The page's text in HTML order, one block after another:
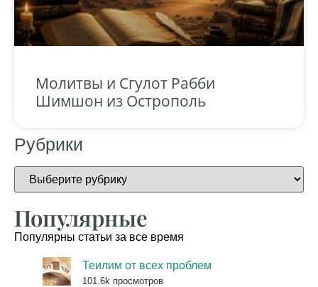
Молитвы и Сгулот Рабби
Шимшон из Острополь
Рубрики
Популярные
Популярны статьи за все время
Теилим от всех проблем
101.6k просмотров